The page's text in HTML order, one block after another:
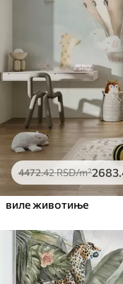
4472.42RSD/m²2683
виле животиње